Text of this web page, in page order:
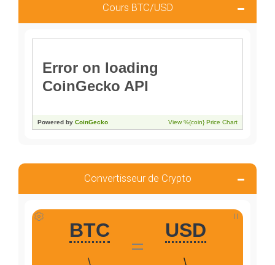
Cours BTC/USD
Convertisseur de Crypto